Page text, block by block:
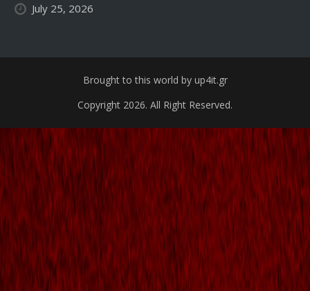
July 25, 2026
Brought to this world by up4it.gr
Copyright 2026. All Right Reserved.